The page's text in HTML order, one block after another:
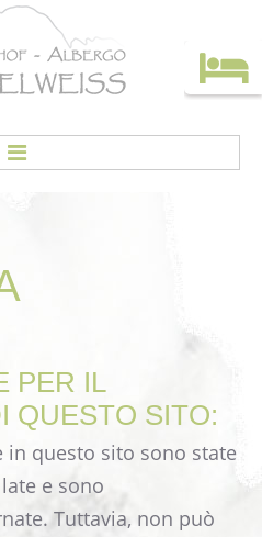
senz’auto
PER IL
QUESTO SITO:
questo sito sono state
e sono
Tuttavia, non può